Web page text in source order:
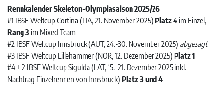
Rennkalender Skeleton-Olympiasaison 2025/26
#1 IBSF Weltcup Cortina (ITA, 21. November 2025) Platz 4 im Einzel,
Rang 3 im Mixed Team
#2 IBSF Weltcup Innsbruck (AUT, 24.-30. November 2025) abgesagt
#3 IBSF Weltcup Lillehammer (NOR, 12. Dezember 2025) Platz 1
#4 + 2 IBSF Weltcup Sigulda (LAT, 15.-21. Dezember 2025 inkl.
Nachtrag Einzelrennen von Innsbruck) Platz 3 und 4